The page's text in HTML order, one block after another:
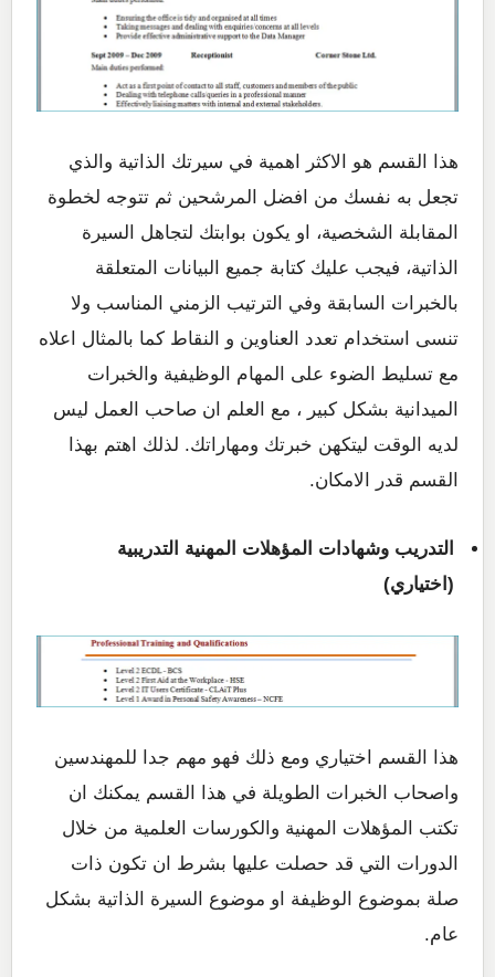
هذا القسم هو الاكثر اهمية في سيرتك الذاتية والذي
تجعل به نفسك من افضل المرشحين ثم تتوجه لخطوة
المقابلة الشخصية، او يكون بوابتك لتجاهل السيرة
الذاتية، فيجب عليك كتابة جميع البيانات المتعلقة
بالخبرات السابقة وفي الترتيب الزمني المناسب ولا
تنسى استخدام تعدد العناوين و النقاط كما بالمثال اعلاه
مع تسليط الضوء على المهام الوظيفية والخبرات
الميدانية بشكل كبير ، مع العلم ان صاحب العمل ليس
لديه الوقت ليتكهن خبرتك ومهاراتك. لذلك اهتم بهذا
القسم قدر الامكان.
التدريب وشهادات المؤهلات المهنية التدريبية
(اختياري)
هذا القسم اختياري ومع ذلك فهو مهم جدا للمهندسين
واصحاب الخبرات الطويلة في هذا القسم يمكنك ان
تكتب المؤهلات المهنية والكورسات العلمية من خلال
الدورات التي قد حصلت عليها بشرط ان تكون ذات
صلة بموضوع الوظيفة او موضوع السيرة الذاتية بشكل
عام.